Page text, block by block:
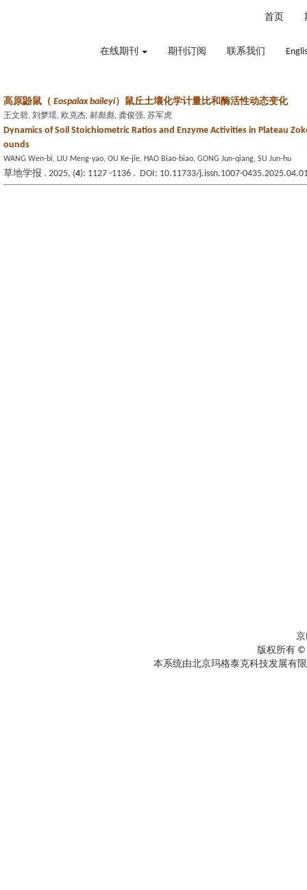
首页
在线期刊 期刊订阅 联系我们
高原鼢鼠（ Eospalax baileyi）鼠丘土壤化学计量比和酶活性动态变化
王文碧, 刘梦瑶, 欧克杰, 郝彪彪, 龚俊强, 苏军虎
Dynamics of Soil Stoichiometric Ratios and Enzyme Activities in Plateau
ounds
WANG Wen-bi, LIU Meng-yao, OU Ke-jie, HAO Biao-biao, GONG Jun-qiang, SU Jun-hu
草地学报 . 2025, (4): 1127 -1136 . DOI: 10.11733/j.issn.1007-
京
版权所有 ©
本系统由北京玛格泰克科技发展有